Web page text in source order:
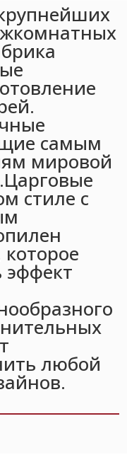
самым
мировой
стиле с
которое
эффект
любой